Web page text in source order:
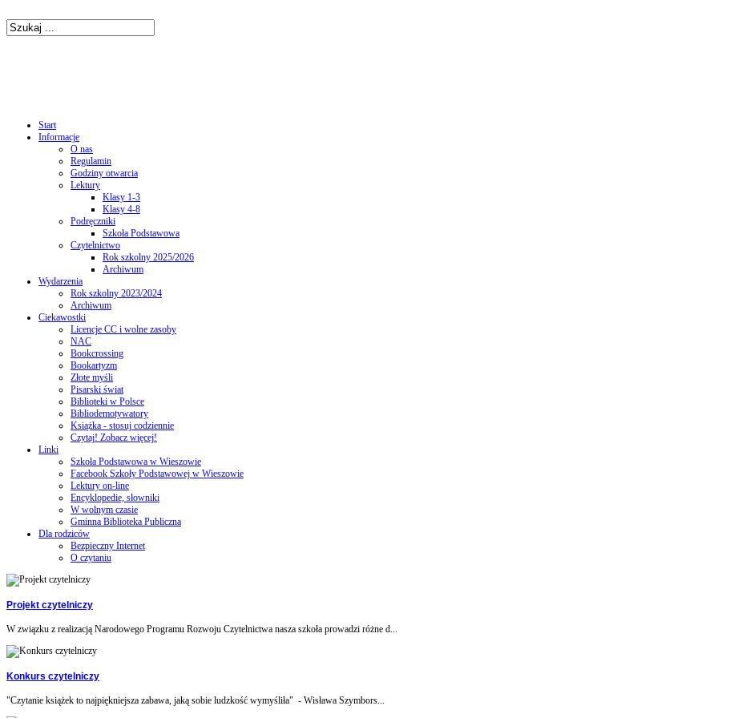
Start
Informacje
O nas
Regulamin
Godziny otwarcia
Lektury
Klasy 1-3
Klasy 4-8
Podręczniki
Szkoła Podstawowa
Czytelnictwo
Rok szkolny 2025/2026
Archiwum
Wydarzenia
Rok szkolny 2023/2024
Archiwum
Ciekawostki
Licencje CC i wolne zasoby
NAC
Bookcrossing
Bookartyzm
Złote myśli
Pisarski świat
Biblioteki w Polsce
Bibliodemotywatory
Książka - stosuj codziennie
Czytaj! Zobacz więcej!
Linki
Szkoła Podstawowa w Wieszowie
Facebook Szkoły Podstawowej w Wieszowie
Lektury on-line
Encyklopedie, słowniki
W wolnym czasie
Gminna Biblioteka Publiczna
Dla rodziców
Bezpieczny Internet
O czytaniu
Projekt czytelniczy
W związku z realizacją Narodowego Programu Rozwoju Czytelnictwa nasza szkoła prowadzi różne d...
Konkurs czytelniczy
"Czytanie książek to najpiękniejsza zabawa, jaką sobie ludzkość wymyśliła" - Wisława Szymbors...